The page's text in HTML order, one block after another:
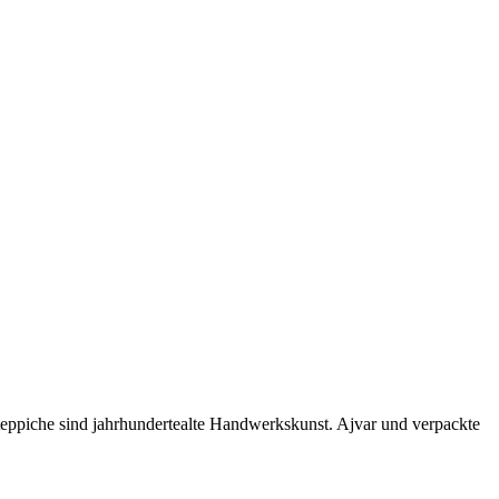
sind jahrhundertealte Handwerkskunst. Ajvar und verpackte